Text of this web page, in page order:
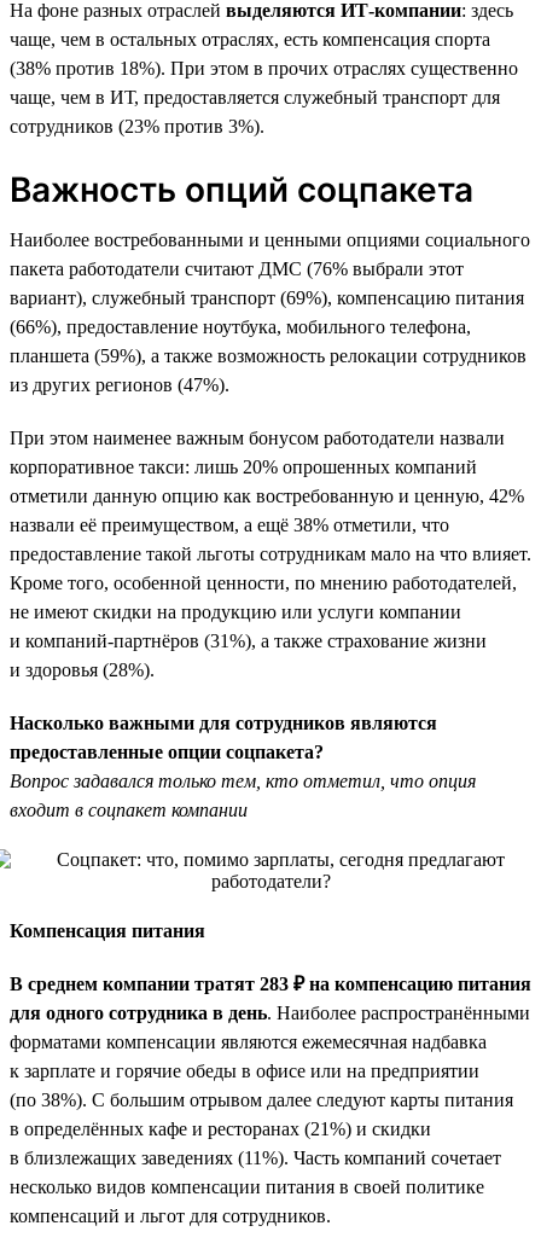
На фоне разных отраслей выделяются ИТ-компании: здесь
чаще, чем в остальных отраслях, есть компенсация спорта
(38% против 18%). При этом в прочих отраслях существенно
чаще, чем в ИТ, предоставляется служебный транспорт для
сотрудников (23% против 3%).
Важность опций соцпакета
Наиболее востребованными и ценными опциями социального
пакета работодатели считают ДМС (76% выбрали этот
вариант), служебный транспорт (69%), компенсацию питания
(66%), предоставление ноутбука, мобильного телефона,
планшета (59%), а также возможность релокации сотрудников
из других регионов (47%).
При этом наименее важным бонусом работодатели назвали
корпоративное такси: лишь 20% опрошенных компаний
отметили данную опцию как востребованную и ценную, 42%
назвали её преимуществом, а ещё 38% отметили, что
предоставление такой льготы сотрудникам мало на что влияет.
Кроме того, особенной ценности, по мнению работодателей,
не имеют скидки на продукцию или услуги компании
и компаний-партнёров (31%), а также страхование жизни
и здоровья (28%).
Насколько важными для сотрудников являются
предоставленные опции соцпакета?
Вопрос задавался только тем, кто отметил, что опция
входит в соцпакет компании
Компенсация питания
В среднем компании тратят 283 ₽ на компенсацию питания
для одного сотрудника в день. Наиболее распространёнными
форматами компенсации являются ежемесячная надбавка
к зарплате и горячие обеды в офисе или на предприятии
(по 38%). С большим отрывом далее следуют карты питания
в определённых кафе и ресторанах (21%) и скидки
в близлежащих заведениях (11%). Часть компаний сочетает
несколько видов компенсации питания в своей политике
компенсаций и льгот для сотрудников.